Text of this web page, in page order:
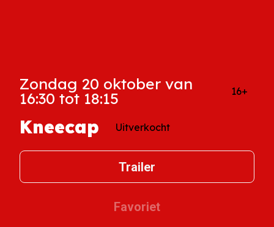
Zondag 20 oktober van
16:30 tot 18:15 16+
Kneecap Uitverkocht
Trailer
Favoriet